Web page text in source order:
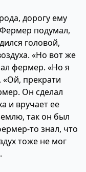
дорогу ему
подумал,
головой,
«Но вот же
фермер. «Но я
«Ой, прекрати
Он сделал
и вручает ее
так он был
то знал, что
тоже не мог